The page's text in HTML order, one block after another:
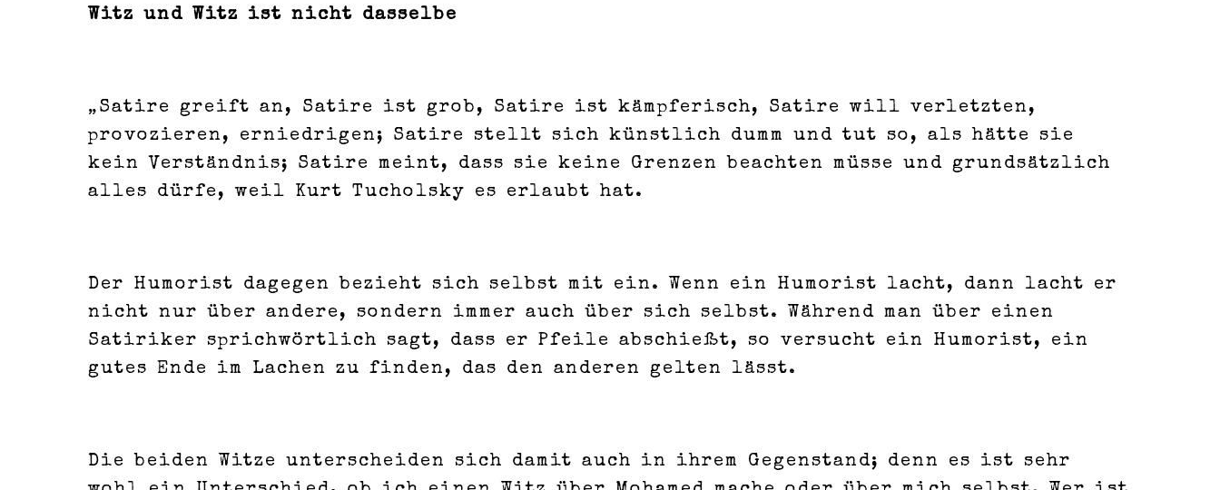
Witz und Witz ist nicht dasselbe
„Satire greift an, Satire ist grob, Satire ist kämpferisch, Satire will verletzten,
provozieren, erniedrigen; Satire stellt sich künstlich dumm und tut so, als hätte sie
kein Verständnis; Satire meint, dass sie keine Grenzen beachten müsse und grundsätzlich
alles dürfe, weil Kurt Tucholsky es erlaubt hat.
Der Humorist dagegen bezieht sich selbst mit ein. Wenn ein Humorist lacht, dann lacht er
nicht nur über andere, sondern immer auch über sich selbst. Während man über einen
Satiriker sprichwörtlich sagt, dass er Pfeile abschießt, so versucht ein Humorist, ein
gutes Ende im Lachen zu finden, das den anderen gelten lässt.
Die beiden Witze unterscheiden sich damit auch in ihrem Gegenstand; denn es ist sehr